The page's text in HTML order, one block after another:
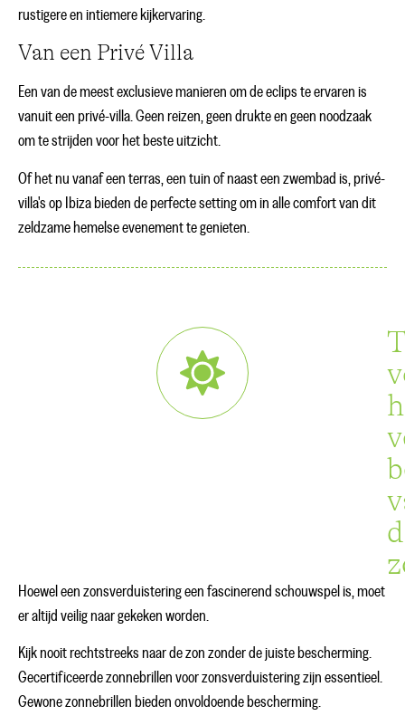
rustigere en intiemere kijkervaring.
Van een Privé Villa
Een van de meest exclusieve manieren om de eclips te ervaren is
vanuit een privé-villa. Geen reizen, geen drukte en geen noodzaak
om te strijden voor het beste uitzicht.
Of het nu vanaf een terras, een tuin of naast een zwembad is, privé-
villa's op Ibiza bieden de perfecte setting om in alle comfort van dit
zeldzame hemelse evenement te genieten.
Hoewel een zonsverduistering een fascinerend schouwspel is, moet
er altijd veilig naar gekeken worden.
Kijk nooit rechtstreeks naar de zon zonder de juiste bescherming.
Gecertificeerde zonnebrillen voor zonsverduistering zijn essentieel.
Gewone zonnebrillen bieden onvoldoende bescherming.